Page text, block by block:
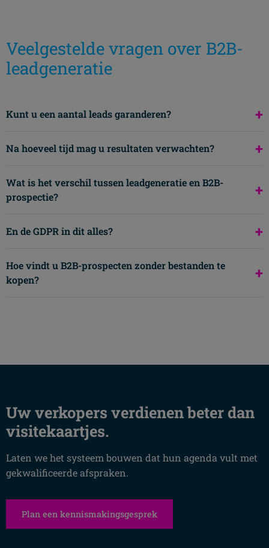
Veelgestelde vragen over B2B-
leadgeneratie
Kunt u een aantal leads garanderen? +
Na hoeveel tijd mag u resultaten verwachten? +
Wat is het verschil tussen leadgeneratie en B2B-
prospectie?
+
En de GDPR in dit alles? +
Hoe vindt u B2B-prospecten zonder bestanden te
kopen?
+
Uw verkopers verdienen beter dan
visitekaartjes.
Laten we het systeem bouwen dat hun agenda vult met
gekwalificeerde afspraken.
Plan een kennismakingsgesprek